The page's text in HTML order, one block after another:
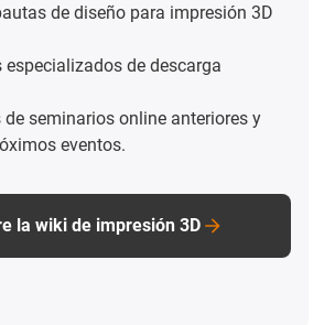
de diseño para impresión 3D
especializados de descarga
de seminarios online anteriores y
eventos.
la wiki de impresión 3D